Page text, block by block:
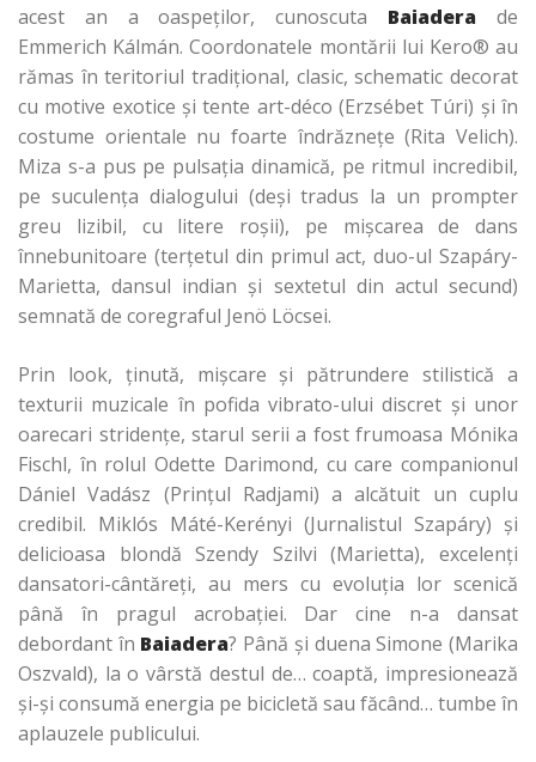
acest an a oaspeţilor, cunoscuta Baiadera de
Emmerich Kálmán. Coordonatele montării lui Kero® au
rămas în teritoriul tradiţional, clasic, schematic decorat
cu motive exotice şi tente art-déco (Erzsébet Túri) şi în
costume orientale nu foarte îndrăzneţe (Rita Velich).
Miza s-a pus pe pulsaţia dinamică, pe ritmul incredibil,
pe suculenţa dialogului (deşi tradus la un prompter
greu lizibil, cu litere roşii), pe mişcarea de dans
înnebunitoare (terţetul din primul act, duo-ul Szapáry-
Marietta, dansul indian şi sextetul din actul secund)
semnată de coregraful Jenö Löcsei.
Prin look, ţinută, mişcare şi pătrundere stilistică a
texturii muzicale în pofida vibrato-ului discret şi unor
oarecari stridenţe, starul serii a fost frumoasa Mónika
Fischl, în rolul Odette Darimond, cu care companionul
Dániel Vadász (Prinţul Radjami) a alcătuit un cuplu
credibil. Miklós Máté-Kerényi (Jurnalistul Szapáry) şi
delicioasa blondă Szendy Szilvi (Marietta), excelenţi
dansatori-cântăreţi, au mers cu evoluţia lor scenică
până în pragul acrobaţiei. Dar cine n-a dansat
debordant în Baiadera? Până şi duena Simone (Marika
Oszvald), la o vârstă destul de… coaptă, impresionează
şi-şi consumă energia pe bicicletă sau făcând… tumbe în
aplauzele publicului.